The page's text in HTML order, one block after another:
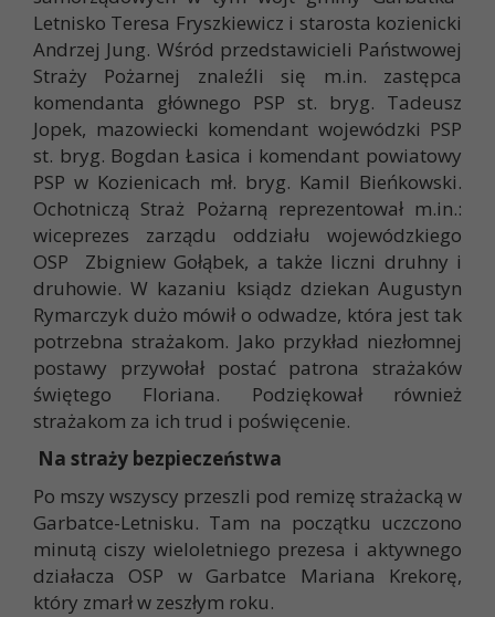
Letnisko Teresa Fryszkiewicz i starosta kozienicki
Andrzej Jung. Wśród przedstawicieli Państwowej
Straży Pożarnej znaleźli się m.in. zastępca
komendanta głównego PSP st. bryg. Tadeusz
Jopek, mazowiecki komendant wojewódzki PSP
st. bryg. Bogdan Łasica i komendant powiatowy
PSP w Kozienicach mł. bryg. Kamil Bieńkowski.
Ochotniczą Straż Pożarną reprezentował m.in.:
wiceprezes zarządu oddziału wojewódzkiego
OSP Zbigniew Gołąbek, a także liczni druhny i
druhowie. W kazaniu ksiądz dziekan Augustyn
Rymarczyk dużo mówił o odwadze, która jest tak
potrzebna strażakom. Jako przykład niezłomnej
postawy przywołał postać patrona strażaków
świętego Floriana. Podziękował również
strażakom za ich trud i poświęcenie.
Na straży bezpieczeństwa
Po mszy wszyscy przeszli pod remizę strażacką w
Garbatce-Letnisku. Tam na początku uczczono
minutą ciszy wieloletniego prezesa i aktywnego
działacza OSP w Garbatce Mariana Krekorę,
który zmarł w zeszłym roku.